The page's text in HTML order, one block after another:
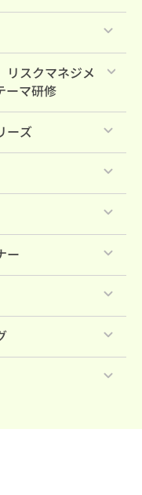
リスクマネジメ
ーマ研修
ーズ
ー
1回）